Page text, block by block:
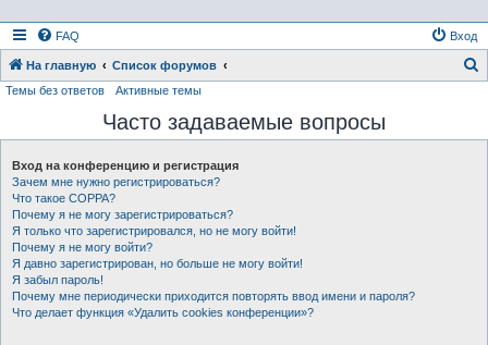
FAQ Вход
На главную Список форумов
с
Темы без ответов Активные темы
Часто задаваемые вопросы
Вход на конференцию и регистрация
Зачем мне нужно регистрироваться?
Что такое COPPA?
Почему я не могу зарегистрироваться?
Я только что зарегистрировался, но не могу войти!
Почему я не могу войти?
Я давно зарегистрирован, но больше не могу войти!
Я забыл пароль!
Почему мне периодически приходится повторять ввод имени и пароля?
Что делает функция «Удалить cookies конференции»?